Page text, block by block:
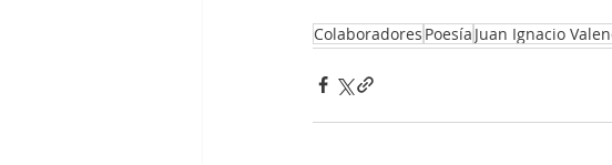
Colaboradores Poesía Juan Ignacio